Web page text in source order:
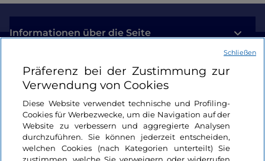
Informationen über die Seite
Nützliche Links
Login
Bleiben wir in Kontakt
Präferenz bei der Zustimmung zur
Verwendung von Cookies
Diese Website verwendet technische und Profiling-
Cookies für Werbezwecke, um die Navigation auf der
Website zu verbessern und aggregierte Analysen
durchzuführen. Sie können jederzeit entscheiden,
welchen Cookies (nach Kategorien unterteilt) Sie
Schließen